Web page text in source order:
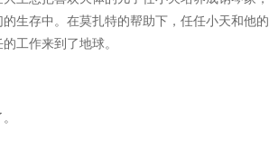
生存中。在莫扎特的帮助下，任任小天和他的
工作来到了地球。